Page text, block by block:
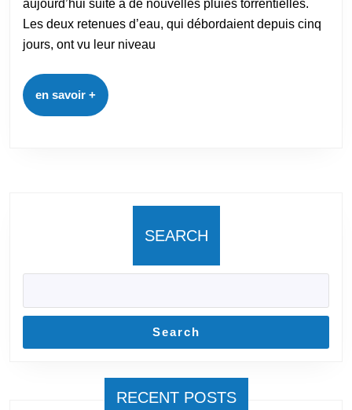
aujourd’hui suite à de nouvelles pluies torrentielles.
Les deux retenues d’eau, qui débordaient depuis cinq
jours, ont vu leur niveau
en savoir +
SEARCH
Search
RECENT POSTS